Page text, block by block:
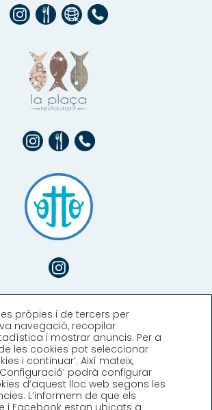
Hotel Llafranch
pròpies i de tercers per
navegació, recopilar
i mostrar anuncis. Per a
les cookies pot seleccionar
i continuar’. Així mateix,
podrà configurar
d’aquest lloc web segons les
L’informem de que els
i Facebook estan ubicats a